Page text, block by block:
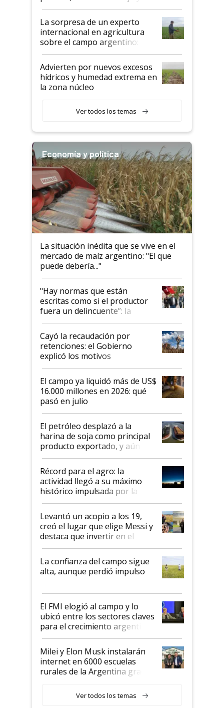
todas las tendencias
La sorpresa de un experto
internacional en agricultura
sobre el campo argentino:
"Estoy muy impresionado"
Advierten por nuevos excesos
hídricos y humedad extrema en
la zona núcleo
Ver todos los temas
Economía y política
La situación inédita que se vive en el
mercado de maíz argentino: "El que
puede debería..."
"Hay normas que están
escritas como si el productor
fuera un delincuente”: la
desregulación llegó al
Congreso Aapresid y hasta se
habló del financiamiento al
IPCVA
Cayó la recaudación por
retenciones: el Gobierno
explicó los motivos
El campo ya liquidó más de US$
16.000 millones en 2026: qué
pasó en julio
El petróleo desplazó a la
harina de soja como principal
producto exportado, y aún así
el agro aportó casi seis de cada
diez dólares y sostuvo el
liderazgo en un semestre
récord
Récord para el agro: la
actividad llegó a su máximo
histórico impulsada por la
cosecha y las exportaciones
Levantó un acopio a los 19,
creó el lugar que elige Messi y
destaca que invertir en el
kirchnerismo era como "darle
plata a un hijo para droga":
Juan Félix Rossetti, el libertario
que de una dura crisis salió
de Milei
La confianza del campo sigue
alta, aunque perdió impulso
El FMI elogió al campo y lo
ubicó entre los sectores claves
para el crecimiento argentino
Milei y Elon Musk instalarán
internet en 6000 escuelas
rurales de la Argentina gracias
Ver todos los temas